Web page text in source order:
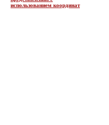
использованием координат